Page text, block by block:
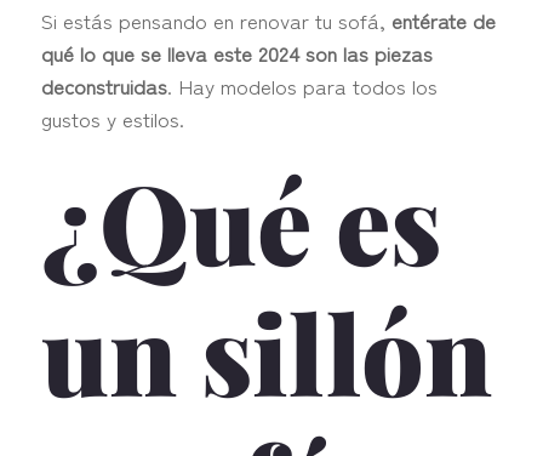
Si estás pensando en renovar tu sofá, entérate de
qué lo que se lleva este 2024 son las piezas
deconstruidas. Hay modelos para todos los
gustos y estilos.
¿Qué es
un sillón